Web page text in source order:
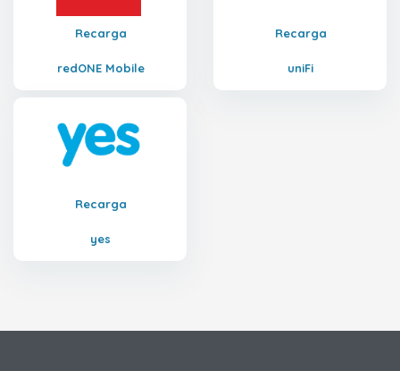
Recarga
redONE Mobile
Recarga
uniFi
Recarga
yes